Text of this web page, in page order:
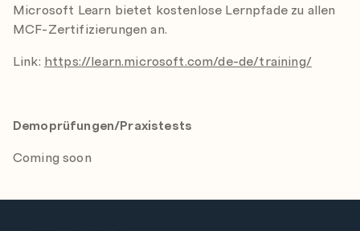
Microsoft Learn bietet kostenlose Lernpfade zu allen
MCF-Zertifizierungen an.
Link: https://learn.microsoft.com/de-de/training/
Demoprüfungen/Praxistests
Coming soon